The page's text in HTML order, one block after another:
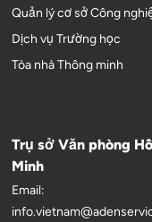
Quản lý cơ sở Công
Dịch vụ Trường học
Tòa nhà Thông minh
Trụ sở Văn phòng
Minh
Email: